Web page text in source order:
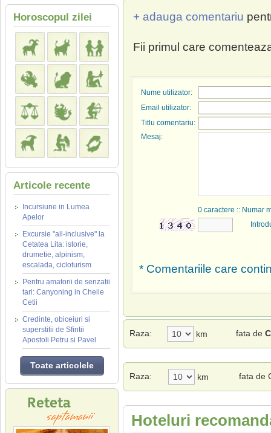
Horoscopul zilei
Articole recente
Incursiune in Lumea
Apelor
Excursie "all-inclusive" la
Cetatea Lita: istorie,
drumetie, alpinism,
escalada, cicloturism
Pentru amatorii de senzatii
tari: Canyoning in Cheile
Cetii
Credinte, obiceiuri si
superstitii de Sfintii
Apostoli Petru si Pavel
Toate articolele
+ adauga comentariu
Fii primul care
Nume utilizator:
Email utilizator:
Titlu comentariu:
Mesaj:
0 caractere :: Numar
* Comentariile care
Raza: km fata de
Raza: km fata de
Hoteluri